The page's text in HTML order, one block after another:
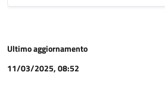
Ultimo aggiornamento
11/03/2025, 08:52